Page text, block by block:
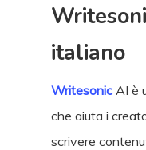
italiano
Writesonic AI è
che aiuta i
scrivere